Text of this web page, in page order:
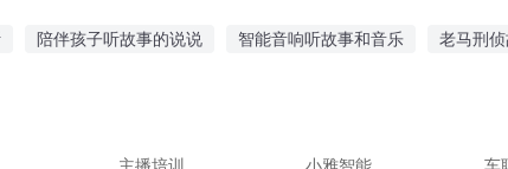
陪伴孩子听故事的说说 智能音响听故事和音乐 老马刑
主播培训 小雅智能 车